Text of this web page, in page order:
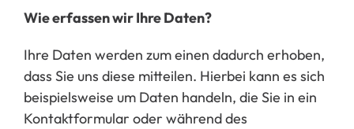
Wie erfassen wir Ihre Daten?
Ihre Daten werden zum einen dadurch erhoben,
dass Sie uns diese mitteilen. Hierbei kann es sich
beispielsweise um Daten handeln, die Sie in ein
Kontaktformular oder während des